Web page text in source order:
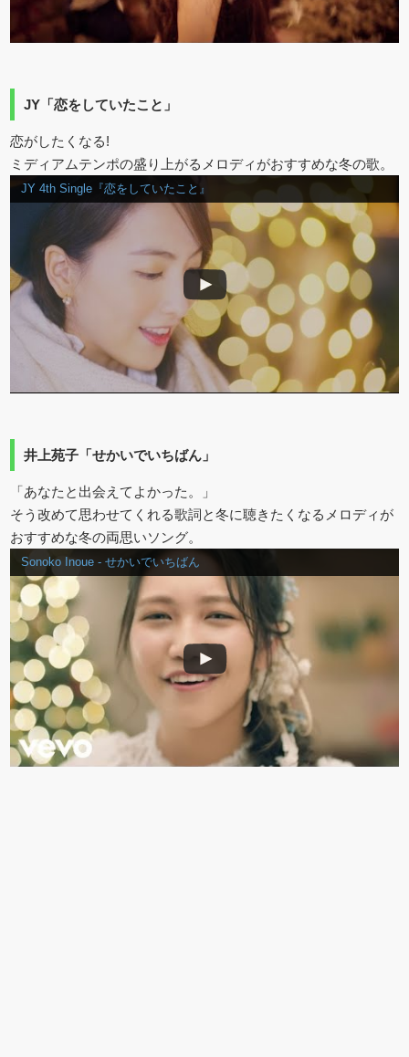
JY「恋をしていたこと」
恋がしたくなる!
ミディアムテンポの盛り上がるメロディがおすすめな冬の歌。
JY 4th Single『恋をしていたこと』
井上苑子「せかいでいちばん」
「あなたと出会えてよかった。」
そう改めて思わせてくれる歌詞と冬に聴きたくなるメロディが
おすすめな冬の両思いソング。
Sonoko Inoue - せかいでいちばん